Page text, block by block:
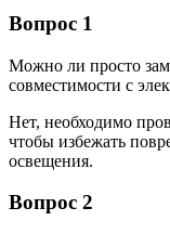
Вопрос 1
Можно ли просто
совместимости с
Нет, необходимо
чтобы избежать
освещения.
Вопрос 2